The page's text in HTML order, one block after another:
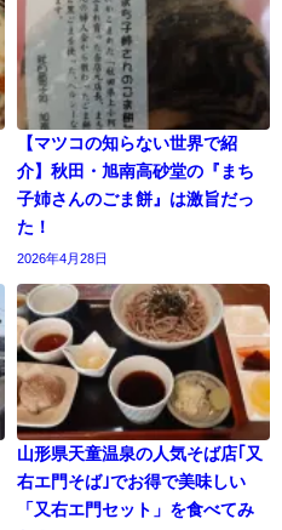
【マツコの知らない世界で紹
介】秋田・旭南高砂堂の『まち
子姉さんのごま餅』は激旨だっ
た！
2026年4月28日
山形県天童温泉の人気そば店｢又
右エ門そば｣でお得で美味しい
「又右エ門セット」を食べてみ